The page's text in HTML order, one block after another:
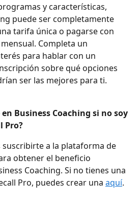
y características,
puede ser completamente
tarifa única o pagarse con
Completa un
para hablar con un
sobre qué opciones
ser las mejores para ti.
Business Coaching si no soy
Pro?
suscribirte a la plataforma de
obtener el beneficio
Coaching. Si no tienes una
Pro, puedes crear una aquí.